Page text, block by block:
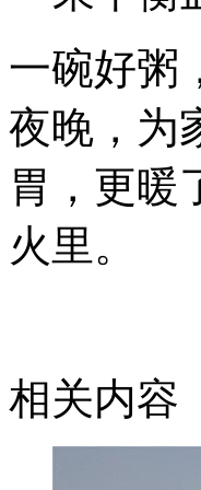
一碗好粥
夜晚，为
胃，更暖
火里。
相关内容